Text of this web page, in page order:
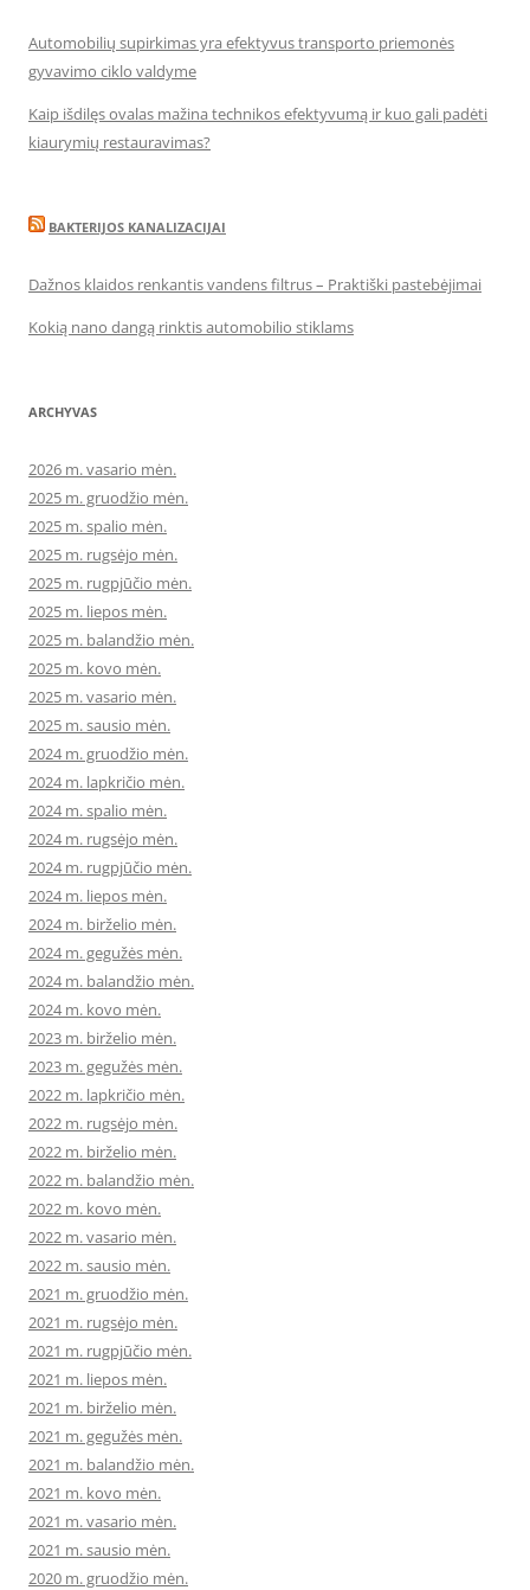
Automobilių supirkimas yra efektyvus transporto priemonės
gyvavimo ciklo valdyme
Kaip išdilęs ovalas mažina technikos efektyvumą ir kuo gali padėti
kiaurymių restauravimas?
BAKTERIJOS KANALIZACIJAI
Dažnos klaidos renkantis vandens filtrus – Praktiški pastebėjimai
Kokią nano dangą rinktis automobilio stiklams
ARCHYVAS
2026 m. vasario mėn.
2025 m. gruodžio mėn.
2025 m. spalio mėn.
2025 m. rugsėjo mėn.
2025 m. rugpjūčio mėn.
2025 m. liepos mėn.
2025 m. balandžio mėn.
2025 m. kovo mėn.
2025 m. vasario mėn.
2025 m. sausio mėn.
2024 m. gruodžio mėn.
2024 m. lapkričio mėn.
2024 m. spalio mėn.
2024 m. rugsėjo mėn.
2024 m. rugpjūčio mėn.
2024 m. liepos mėn.
2024 m. birželio mėn.
2024 m. gegužės mėn.
2024 m. balandžio mėn.
2024 m. kovo mėn.
2023 m. birželio mėn.
2023 m. gegužės mėn.
2022 m. lapkričio mėn.
2022 m. rugsėjo mėn.
2022 m. birželio mėn.
2022 m. balandžio mėn.
2022 m. kovo mėn.
2022 m. vasario mėn.
2022 m. sausio mėn.
2021 m. gruodžio mėn.
2021 m. rugsėjo mėn.
2021 m. rugpjūčio mėn.
2021 m. liepos mėn.
2021 m. birželio mėn.
2021 m. gegužės mėn.
2021 m. balandžio mėn.
2021 m. kovo mėn.
2021 m. vasario mėn.
2021 m. sausio mėn.
2020 m. gruodžio mėn.